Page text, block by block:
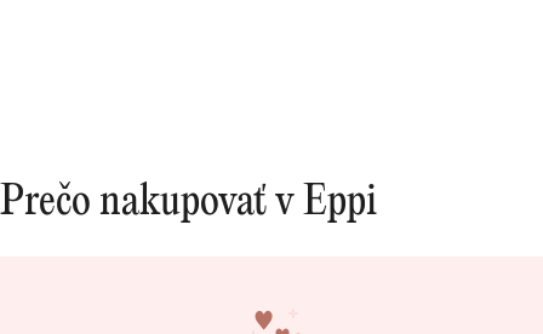
Prečo nakupovať v Eppi